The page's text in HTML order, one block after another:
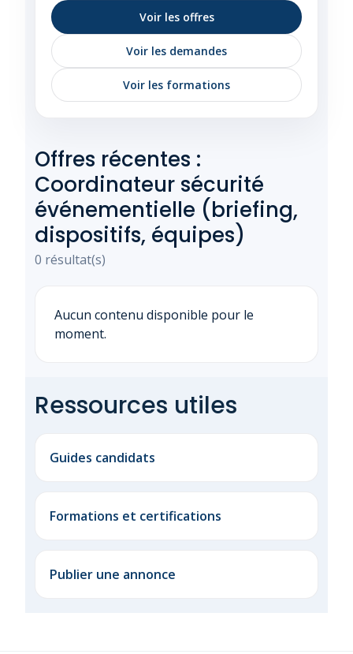
Voir les offres
Voir les demandes
Voir les formations
Offres récentes :
Coordinateur sécurité
événementielle (briefing,
dispositifs, équipes)
0 résultat(s)
Aucun contenu disponible pour le
moment.
Ressources utiles
Guides candidats
Formations et certifications
Publier une annonce